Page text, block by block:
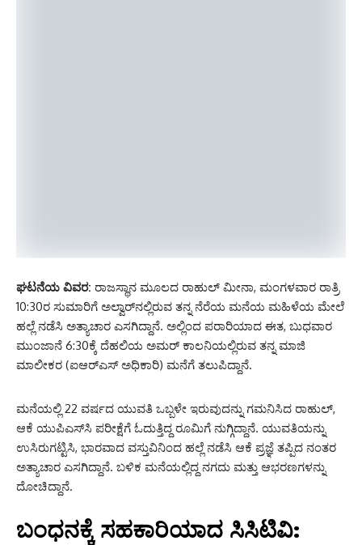
ಘಟನೆಯ ವಿವರ: ರಾಜಸ್ಥಾನ ಮೂಲದ ರಾಹುಲ್ ಮೀನಾ, ಮಂಗಳವಾರ ರಾತ್ರಿ
10:30ರ ಸುಮಾರಿಗೆ ಅಲ್ವಾರ್‌ನಲ್ಲಿರುವ ತನ್ನ ನೆರೆಯ ಮನೆಯ ಮಹಿಳೆಯ ಮೇಲೆ
ಹಲ್ಲೆ ನಡೆಸಿ ಅತ್ಯಾಚಾರ ಎಸಗಿದ್ದಾನೆ. ಅಲ್ಲಿಂದ ಪರಾರಿಯಾದ ಈತ, ಬುಧವಾರ
ಮುಂಜಾನೆ 6:30ಕ್ಕೆ ದೆಹಲಿಯ ಅಮರ್ ಕಾಲನಿಯಲ್ಲಿರುವ ತನ್ನ ಮಾಜಿ
ಮಾಲೀಕರ (ಐಆರ್‌ಎಸ್ ಅಧಿಕಾರಿ) ಮನೆಗೆ ತಲುಪಿದ್ದಾನೆ.
ಮನೆಯಲ್ಲಿ 22 ವರ್ಷದ ಯುವತಿ ಒಬ್ಬಳೇ ಇರುವುದನ್ನು ಗಮನಿಸಿದ ರಾಹುಲ್,
ಆಕೆ ಯುಪಿಎಸ್‌ಸಿ ಪರೀಕ್ಷೆಗೆ ಓದುತ್ತಿದ್ದ ರೂಮಿಗೆ ನುಗ್ಗಿದ್ದಾನೆ. ಯುವತಿಯನ್ನು
ಉಸಿರುಗಟ್ಟಿಸಿ, ಭಾರವಾದ ವಸ್ತುವಿನಿಂದ ಹಲ್ಲೆ ನಡೆಸಿ ಆಕೆ ಪ್ರಜ್ಞೆ ತಪ್ಪಿದ ನಂತರ
ಅತ್ಯಾಚಾರ ಎಸಗಿದ್ದಾನೆ. ಬಳಿಕ ಮನೆಯಲ್ಲಿದ್ದ ನಗದು ಮತ್ತು ಆಭರಣಗಳನ್ನು
ದೋಚಿದ್ದಾನೆ.
ಬಂಧನಕ್ಕೆ ಸಹಕಾರಿಯಾದ ಸಿಸಿಟಿವಿ: